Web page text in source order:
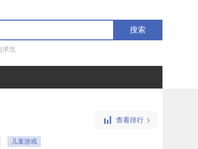
搜索
求生
儿童游戏
查看排行